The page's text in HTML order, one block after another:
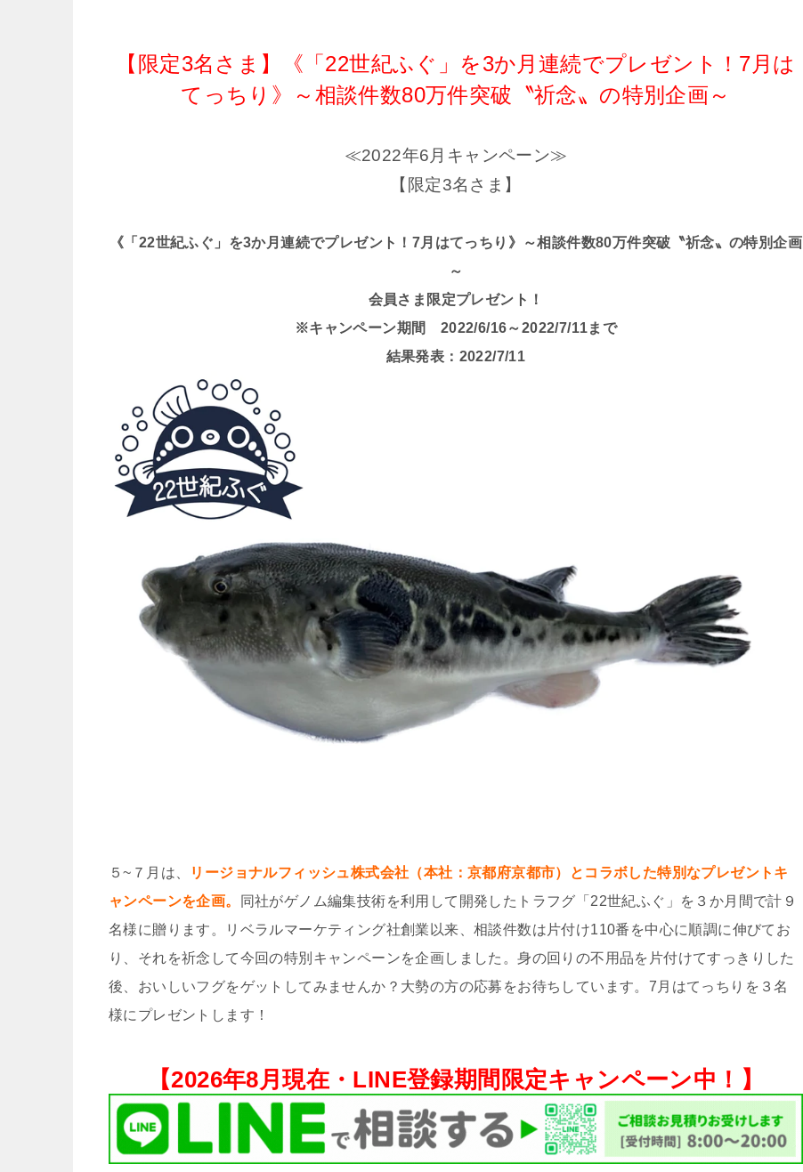
【限定3名さま】《「22世紀ふぐ」を3か月連続でプレゼント！7⽉は
てっちり》～相談件数80万件突破〝祈念〟の特別企画～
≪2022年6月キャンペーン≫
【限定3名さま】
《「22世紀ふぐ」を3か月連続でプレゼント！7⽉はてっちり》～相談件数80万件突破〝祈念〟の特別企画
～
会員さま限定プレゼント！
※キャンペーン期間 2022/6/16～2022/7/11まで
結果発表：2022/7/11
５~７月は、
リージョナルフィッシュ株式会社（本社：京都府京都市）とコラボした特別なプレゼントキ
ャンペーンを企画。
同社がゲノム編集技術を利⽤して開発したトラフグ「22世紀ふぐ」を３か⽉間で計９
名様に贈ります。リベラルマーケティング社創業以来、相談件数は⽚付け110番を中⼼に順調に伸びてお
り、それを祈念して今回の特別キャンペーンを企画しました。⾝の回りの不⽤品を⽚付けてすっきりした
後、おいしいフグをゲットしてみませんか？⼤勢の⽅の応募をお待ちしています。7月はてっちりを３名
様にプレゼントします！
【2026年8月現在・ LINE登録期間限定キャンペーン中！】